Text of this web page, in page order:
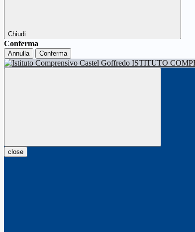
Chiudi
Conferma
Annulla Conferma
ISTITUTO
close